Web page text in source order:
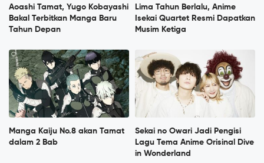
Aoashi Tamat, Yugo Kobayashi
Bakal Terbitkan Manga Baru
Tahun Depan
Lima Tahun Berlalu, Anime
Isekai Quartet Resmi Dapatkan
Musim Ketiga
Manga Kaiju No.8 akan Tamat
dalam 2 Bab
Sekai no Owari Jadi Pengisi
Lagu Tema Anime Orisinal Dive
in Wonderland